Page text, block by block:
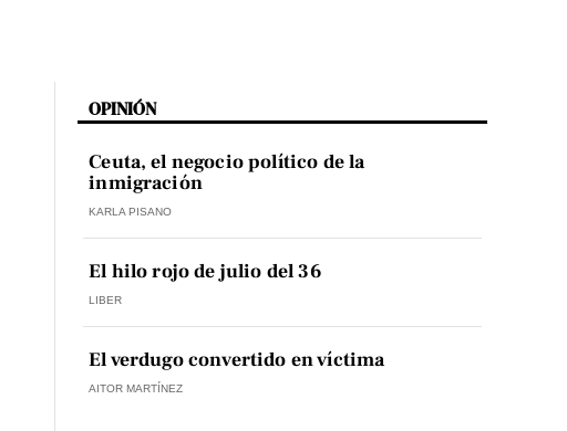
OPINIÓN
Ceuta, el negocio político de la
inmigración
KARLA PISANO
El hilo rojo de julio del 36
LIBER
El verdugo convertido en víctima
AITOR MARTÍNEZ